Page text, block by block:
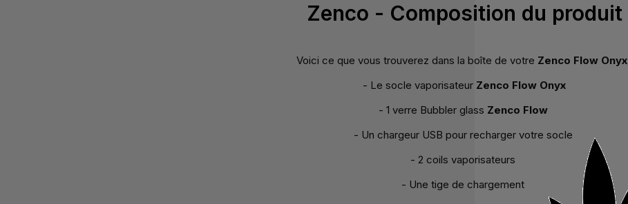
Zenco - Composition du produit
Voici ce que vous trouverez dans la boîte de votre Zenco Flow Onyx
- Le socle vaporisateur Zenco Flow Onyx
- 1 verre Bubbler glass Zenco Flow
- Un chargeur USB pour recharger votre socle
- 2 coils vaporisateurs
- Une tige de chargement